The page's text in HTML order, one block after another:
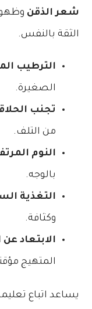
شعر الذقن
الثقة بالنفس.
الترطيب
الصغيرة.
تجنب
من التلف.
النوم
بالوجه.
التغذية
وكثافة.
الابتعاد
المتهيج
يساعد اتباع